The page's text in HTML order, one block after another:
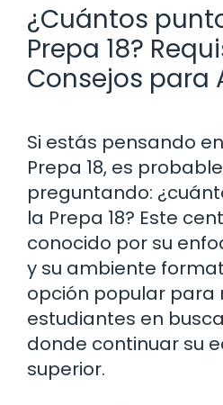
¿Cuántos
Prepa 18?
Consejos para
Si estás pensando
Prepa 18, es
preguntando:
la Prepa 18? Este
conocido por su
y su ambiente
opción popular para
estudiantes en
donde continuar su
superior.